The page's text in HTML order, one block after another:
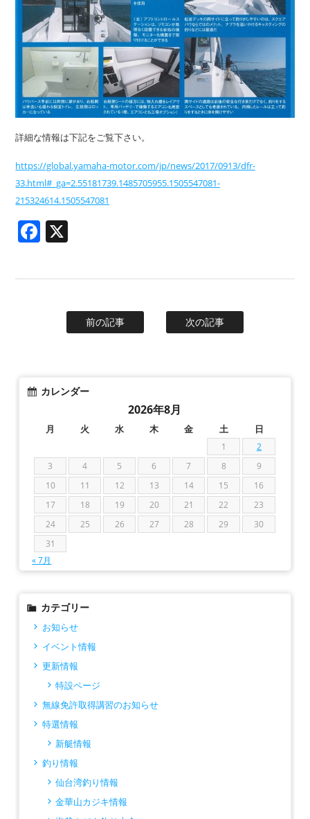
詳細な情報は下記をご覧下さい。
https://global.yamaha-motor.com/jp/news/2017/0913/dfr-
33.html#_ga=2.55181739.1485705955.1505547081-
215324614.1505547081
Facebook
前の記事 次の記事
カレンダー
2026年8月
月 火 水 木 金 土 日
1
2
3
4 5 6 7 8
9
10
11 12 13 14 15
16
17
18 19 20 21 22
23
24
25 26 27 28 29
30
31
« 7月
カテゴリー
お知らせ
イベント情報
更新情報
特設ページ
無線免許取得講習のお知らせ
特選情報
新艇情報
釣り情報
仙台湾釣り情報
金華山カジキ情報